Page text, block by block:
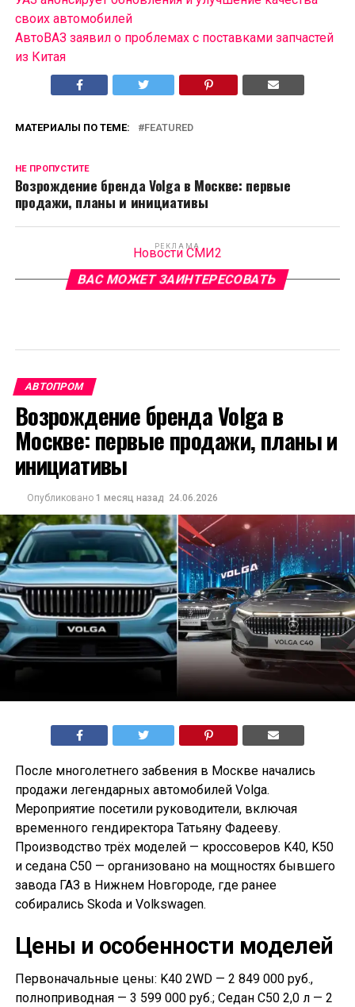
своих автомобилей
АвтоВАЗ заявил о проблемах с поставками запчастей
из Китая
МАТЕРИАЛЫ ПО ТЕМЕ: FEATURED
НЕ ПРОПУСТИТЕ
Возрождение бренда Volga в Москве: первые
продажи, планы и инициативы
РЕКЛАМА
Новости СМИ2
ВАС МОЖЕТ ЗАИНТЕРЕСОВАТЬ
АВТОПРОМ
Возрождение бренда Volga в
Москве: первые продажи, планы и
инициативы
Опубликовано 1 месяц назад 24.06.2026
После многолетнего забвения в Москве начались
продажи легендарных автомобилей Volga.
Мероприятие посетили руководители, включая
временного гендиректора Татьяну Фадееву.
Производство трёх моделей — кроссоверов K40, K50
и седана С50 — организовано на мощностях бывшего
завода ГАЗ в Нижнем Новгороде, где ранее
собирались Skoda и Volkswagen.
Цены и особенности моделей
Первоначальные цены: K40 2WD — 2 849 000 руб.,
полноприводная — 3 599 000 руб.; Седан С50 2,0 л — 2